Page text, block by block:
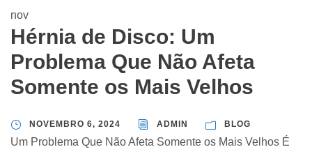
nov
Hérnia de Disco: Um
Problema Que Não Afeta
Somente os Mais Velhos
NOVEMBRO 6, 2024 ADMIN BLOG
Um Problema Que Não Afeta Somente os Mais Velhos É